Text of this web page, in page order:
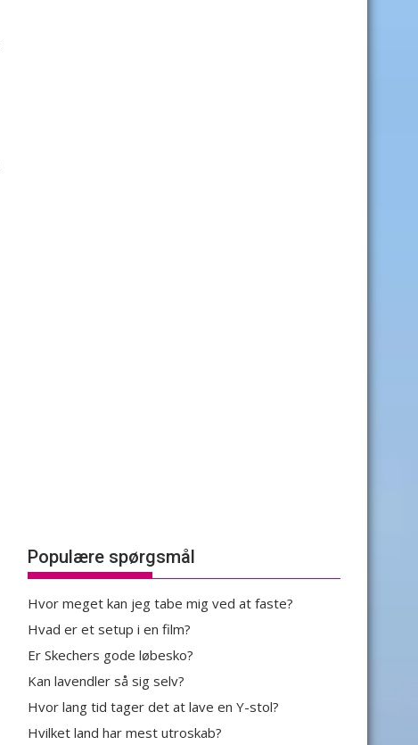
Populære spørgsmål
Hvor meget kan jeg tabe mig ved at faste?
Hvad er et setup i en film?
Er Skechers gode løbesko?
Kan lavendler så sig selv?
Hvor lang tid tager det at lave en Y-stol?
Hvilket land har mest utroskab?